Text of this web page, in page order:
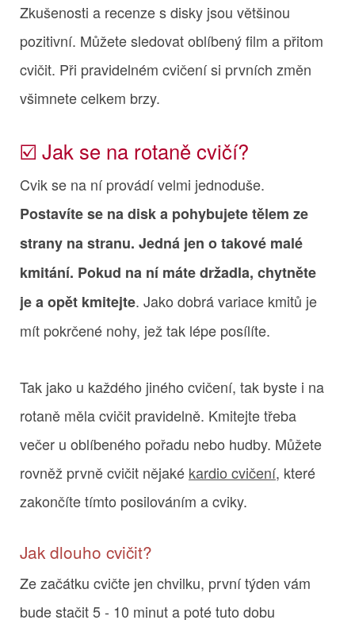
Zkušenosti a recenze s disky jsou většinou
pozitivní. Můžete sledovat oblíbený film a přitom
cvičit. Při pravidelném cvičení si prvních změn
všimnete celkem brzy.
☑️ Jak se na rotaně cvičí?
Cvik se na ní provádí velmi jednoduše.
Postavíte se na disk a pohybujete tělem ze
strany na stranu. Jedná jen o takové malé
kmitání. Pokud na ní máte držadla, chytněte
je a opět kmitejte. Jako dobrá variace kmitů je
mít pokrčené nohy, jež tak lépe posílíte.
Tak jako u každého jiného cvičení, tak byste i na
rotaně měla cvičit pravidelně. Kmitejte třeba
večer u oblíbeného pořadu nebo hudby. Můžete
rovněž prvně cvičit nějaké kardio cvičení, které
zakončíte tímto posilováním a cviky.
Jak dlouho cvičit?
Ze začátku cvičte jen chvilku, první týden vám
bude stačit 5 - 10 minut a poté tuto dobu